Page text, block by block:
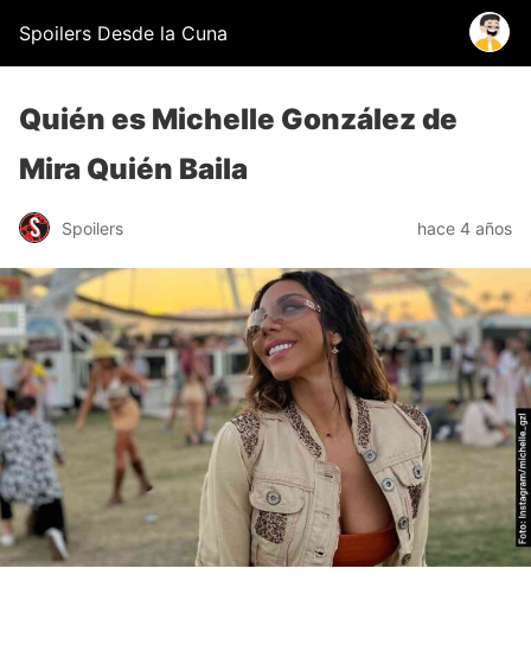
Spoilers Desde la Cuna
Quién es Michelle González de
Mira Quién Baila
Spoilers hace 4 años